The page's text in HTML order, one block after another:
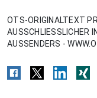
OTS-ORIGINALTEXT
AUSSCHLIESSLICHER
AUSSENDERS -